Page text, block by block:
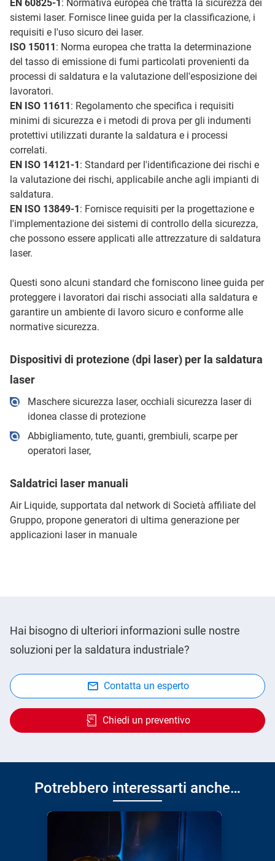
EN 60825-1 : Normativa europea che tratta la sicurezza dei
sistemi laser. Fornisce linee guida per la classificazione, i
requisiti e l'uso sicuro dei laser.
ISO 15011 : Norma europea che tratta la determinazione
del tasso di emissione di fumi particolati provenienti da
processi di saldatura e la valutazione dell'esposizione dei
lavoratori.
EN ISO 11611 : Regolamento che specifica i requisiti
minimi di sicurezza e i metodi di prova per gli indumenti
protettivi utilizzati durante la saldatura e i processi
correlati.
EN ISO 14121-1 : Standard per l'identificazione dei rischi e
la valutazione dei rischi, applicabile anche agli impianti di
saldatura.
EN ISO 13849-1 : Fornisce requisiti per la progettazione e
l'implementazione dei sistemi di controllo della sicurezza,
che possono essere applicati alle attrezzature di saldatura
laser.
Questi sono alcuni standard che forniscono linee guida per
proteggere i lavoratori dai rischi associati alla saldatura e
garantire un ambiente di lavoro sicuro e conforme alle
normative sicurezza.
Dispositivi di protezione (dpi laser) per la saldatura
laser
Maschere sicurezza laser, occhiali sicurezza laser di
idonea classe di protezione
Abbigliamento, tute, guanti, grembiuli, scarpe per
operatori laser,
Saldatrici laser manuali
Air Liquide, supportata dal network di Società affiliate del
Gruppo, propone generatori di ultima generazione per
applicazioni laser in manuale
Hai bisogno di ulteriori informazioni sulle nostre
soluzioni per la saldatura industriale?
Contatta un esperto
Chiedi un preventivo
Potrebbero interessarti anche…